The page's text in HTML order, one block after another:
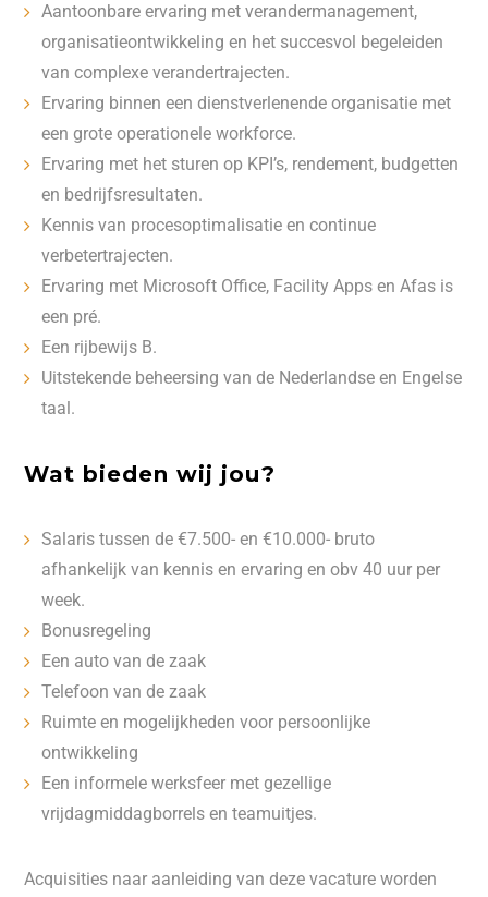
Aantoonbare ervaring met verandermanagement,
organisatieontwikkeling en het succesvol begeleiden
van complexe verandertrajecten.
Ervaring binnen een dienstverlenende organisatie met
een grote operationele workforce.
Ervaring met het sturen op KPI’s, rendement, budgetten
en bedrijfsresultaten.
Kennis van procesoptimalisatie en continue
verbetertrajecten.
Ervaring met Microsoft Office, Facility Apps en Afas is
een pré.
Een rijbewijs B.
Uitstekende beheersing van de Nederlandse en Engelse
taal.
Wat bieden wij jou?
Salaris tussen de €7.500- en €10.000- bruto
afhankelijk van kennis en ervaring en obv 40 uur per
week.
Bonusregeling
Een auto van de zaak
Telefoon van de zaak
Ruimte en mogelijkheden voor persoonlijke
ontwikkeling
Een informele werksfeer met gezellige
vrijdagmiddagborrels en teamuitjes.
Acquisities naar aanleiding van deze vacature worden